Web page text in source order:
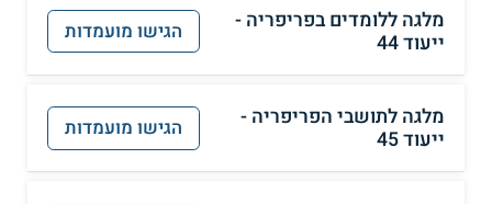
מלגה ללומדים בפריפריה -
ייעוד 44
הגישו מועמדות
מלגה לתושבי הפריפריה -
ייעוד 45
הגישו מועמדות